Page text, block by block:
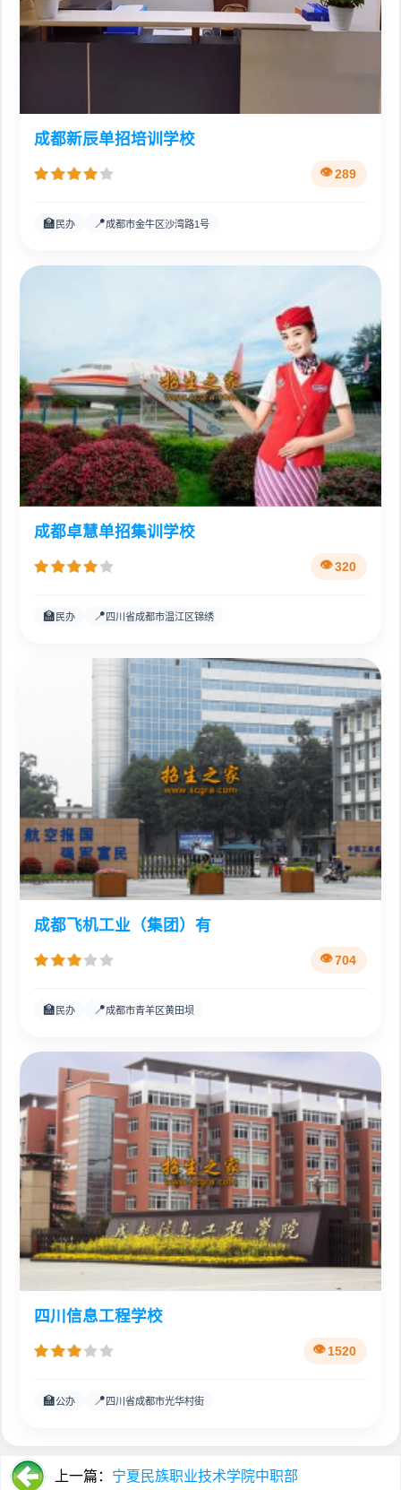
成都新辰单招培训学校
289
🏫 民办 📍成都市金牛区沙湾路1号
成都卓慧单招集训学校
320
🏫 民办 📍四川省成都市温江区锦绣
成都飞机工业（集团）有
704
🏫 民办 📍成都市青羊区黄田坝
四川信息工程学校
1520
🏫公办 📍四川省成都市光华村街
上一篇： 宁夏民族职业技术学院中职部